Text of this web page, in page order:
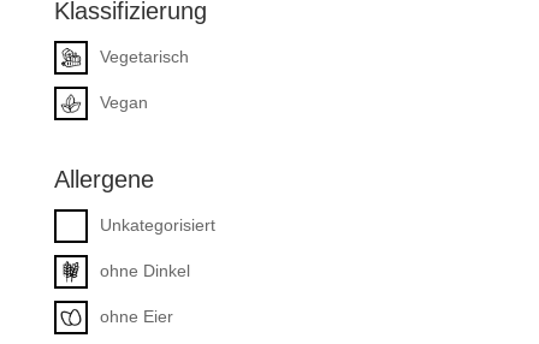
Klassifizierung
Vegetarisch
Vegan
Allergene
Unkategorisiert
ohne Dinkel
ohne Eier